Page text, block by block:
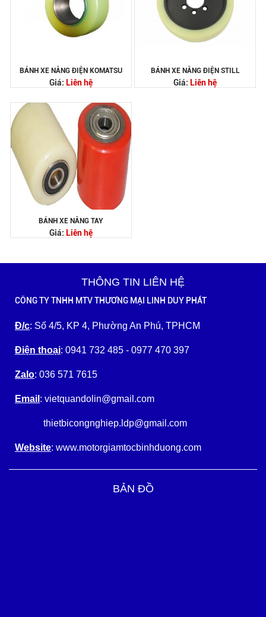
BÁNH XE NÂNG ĐIỆN KOMATSU
Giá: Liên hệ
BÁNH XE NÂNG ĐIỆN STILL
Giá: Liên hệ
BÁNH XE NÂNG TAY
Giá: Liên hệ
THÔNG TIN LIÊN HỆ
CÔNG TY TNHH MTV THƯƠNG MẠI LINH DUY PHÁT
Đ/c: Số 4/5, KP 4, Phường An Phú, TPHCM
Điện thoại: 0941 732 485 - 0977 470 397
Zalo: 036 571 7615
Email : vietquandolin@gmail.com
thietbicongnghiep.ldp@gmail.com
Website: www.motorgiamtocbinhduong.com
BẢN ĐỒ